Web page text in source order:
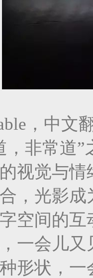
，中文
，非常道
视觉与
，光影
空间的
一会儿
形状，